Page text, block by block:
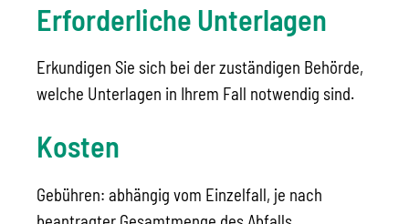
Erforderliche Unterlagen
Erkundigen Sie sich bei der zuständigen Behörde,
welche Unterlagen in Ihrem Fall notwendig sind.
Kosten
Gebühren: abhängig vom Einzelfall, je nach